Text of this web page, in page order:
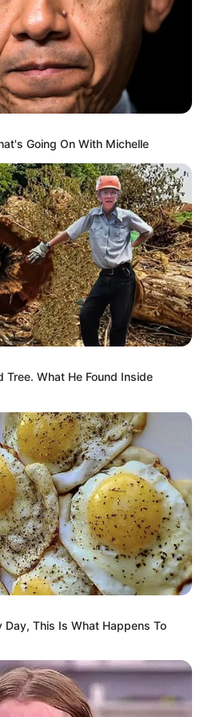
zwischen Hardstyle, Drum &
Trap. Die Produktion umfasst
Laser- und Lichtshow sowie
ist um 23:00 Uhr, Ende am
Uhr. Einlass ab 18 Jahren.
Euro, Abendkasse 35 Euro.
und Tickets:
events/ravemania-kx-chr-show
23:00 Uhr
Uhr
ab 18,90 EUR, Abendkasse 35
ravemania.de/events/ravema
Musical"
lieben und einen ganzen Abend
schwelgen möchten, dann
Dinner-Musical. Vergessen Sie
den Alltag und genießen Sie Ihre
wir mit viel Liebe für Sie
fantastischen
bringen mit spektakulären
großen Shows in Ihre Nähe.
19:00 Uhr
Uhr
Going On With Michelle
Tree. What He Found Inside
Day, This Is What Happens To